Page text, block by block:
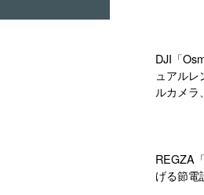
DJI「
ュアル
ルカメラ
REGZA
げる節電